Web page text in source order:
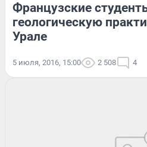
Французские
геологическую
Урале
5 июля, 2016, 15:00 2 508 4